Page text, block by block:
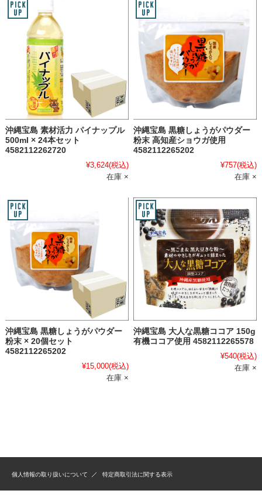
沖縄宝島 素材活力 パイナップル
500ml × 24本セット
4582112262720
¥3,624(税込)
在庫 ×
沖縄宝島 黒糖しょうがパウダー
粉末 高知産ショウガ使用
4582112265202
¥757(税込)
在庫 ×
沖縄宝島 黒糖しょうがパウダー
粉末 × 20個セット
4582112265202
¥15,000(税込)
在庫 ×
沖縄宝島 大人な黒糖ココア 150g
有機ココア使用 4582112265578
¥540(税込)
在庫 ×
個人情報の取り扱いについて 特定商取引法に関する表示